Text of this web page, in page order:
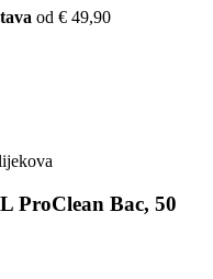
od € 49,90
ProClean Bac, 50